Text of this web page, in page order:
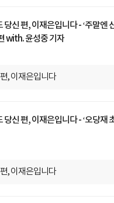
신 편, 이재은입니다 - ‘주말엔
with. 윤성중 기자
, 이재은입니다
신 편, 이재은입니다 - ‘오당재
, 이재은입니다